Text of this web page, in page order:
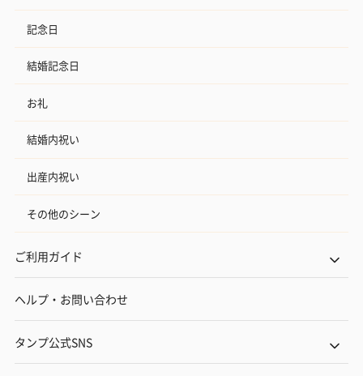
記念日
結婚記念日
お礼
結婚内祝い
出産内祝い
その他のシーン
ご利用ガイド
ヘルプ・お問い合わせ
タンプ公式SNS